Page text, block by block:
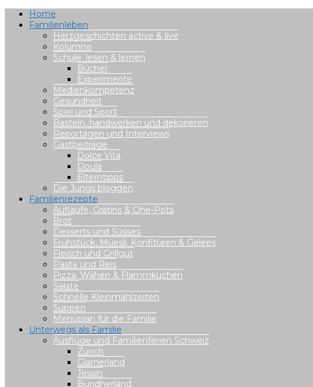
Home
Familienleben
Herzgeschichten active & live
Kolumne
Schule, lesen & lernen
Bücher
Experimente
Medienkompetenz
Gesundheit
Spiel und Sport
Basteln, handwerken und dekorieren
Reportagen und Interviews
Gastbeiträge
Dolce Vita
Doula
Elterntipps
Die Jungs bloggen
Familienrezepte
Aufläufe, Gratins & One-Pots
Brot
Desserts und Süsses
Frühstück, Müesli, Konfitüren & Gelees
Fleisch und Grillgut
Pasta und Reis
Pizza, Wähen & Flammkuchen
Salate
Schnelle Kleinmahlzeiten
Suppen
Menüplan für die Familie
Unterwegs als Familie
Ausflüge und Familienferien Schweiz
Zürich
Glarnerland
Tessin
Bündnerland